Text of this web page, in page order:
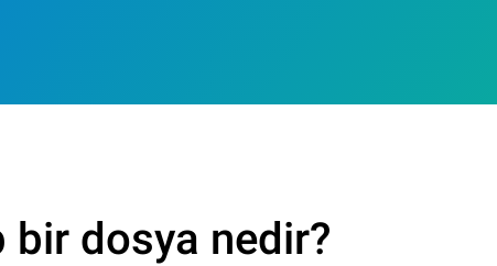
bir dosya nedir?